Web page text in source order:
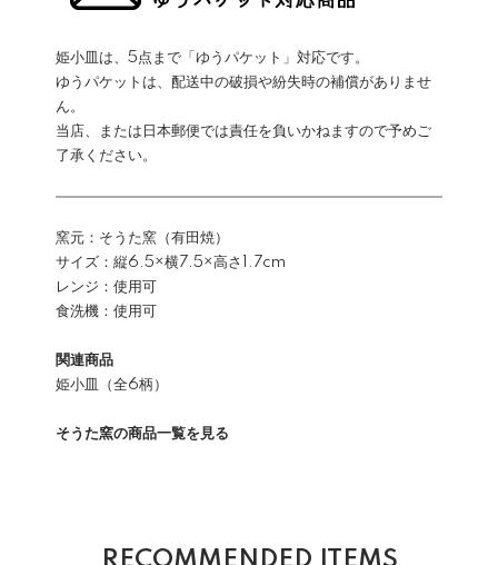
姫小皿は、5点まで「ゆうパケット」対応です。
ゆうパケットは、配送中の破損や紛失時の補償がありませ
ん。
当店、または日本郵便では責任を負いかねますので予めご
了承ください。
窯元：そうた窯（有田焼）
サイズ：縦6.5×横7.5×高さ1.7cm
レンジ：使用可
食洗機：使用可
関連商品
姫小皿（全6柄）
そうた窯の商品一覧を見る
RECOMMENDED ITEMS